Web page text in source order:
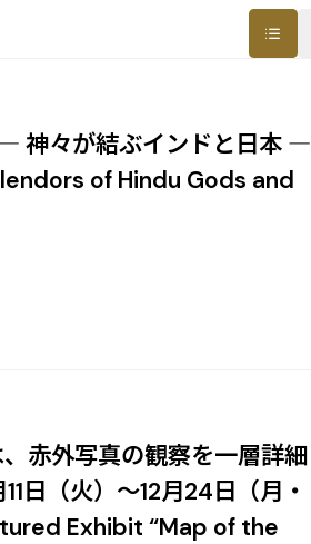
神々が結ぶインドと日本 ―
of Hindu Gods and
赤外写真の観察を一層詳細
日（火）～12月24日（月・
Exhibit “Map of the